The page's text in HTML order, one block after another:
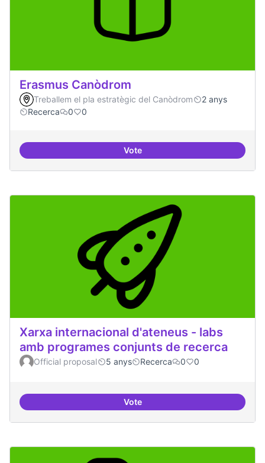
Erasmus Canòdrom
Treballem el pla estratègic del Canòdrom
2 anys
Recerca
0 0
VoteErasmus Canòdrom
Xarxa internacional d'ateneus - labs
amb programes conjunts de recerca
Official proposal 5 anys Recerca 0 0
VoteXarxa internacional d'ateneus -